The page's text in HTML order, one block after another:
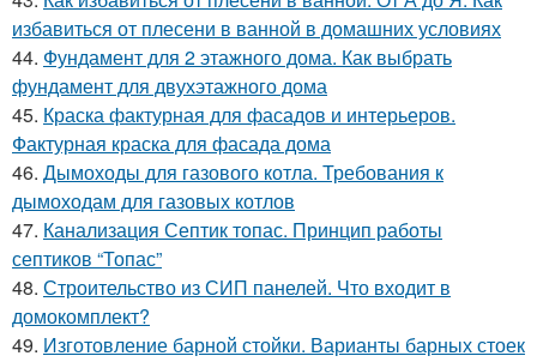
избавиться от плесени в ванной в домашних условиях
44. Фундамент для 2 этажного дома. Как выбрать
фундамент для двухэтажного дома
45. Краска фактурная для фасадов и интерьеров.
Фактурная краска для фасада дома
46. Дымоходы для газового котла. Требования к
дымоходам для газовых котлов
47. Канализация Септик топас. Принцип работы
септиков “Топас”
48. Строительство из СИП панелей. Что входит в
домокомплект?
49. Изготовление барной стойки. Варианты барных стоек